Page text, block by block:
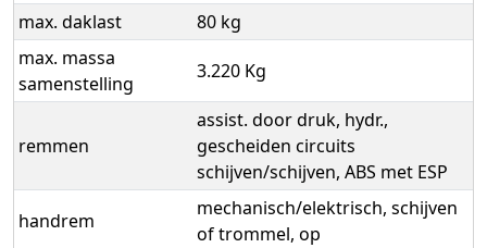
max. daklast
80 kg
max. massa
samenstelling
3.220 Kg
remmen
assist. door druk, hydr.,
gescheiden circuits
schijven/schijven, ABS met ESP
handrem
mechanisch/elektrisch, schijven
of trommel, op